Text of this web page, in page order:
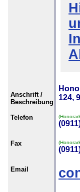
Anschrift /
Beschreibung
124,
Telefon
Fax
Email